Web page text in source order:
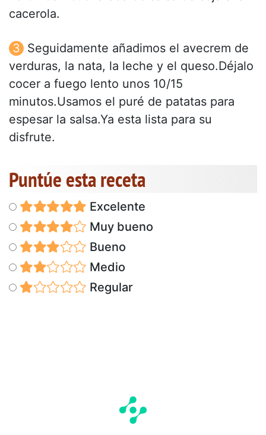
cacerola.
Seguidamente añadimos el avecrem de
verduras, la nata, la leche y el queso.Déjalo
cocer a fuego lento unos 10/15
minutos.Usamos el puré de patatas para
espesar la salsa.Ya esta lista para su
disfrute.
Puntúe esta receta
Excelente
Muy bueno
Bueno
Medio
Regular